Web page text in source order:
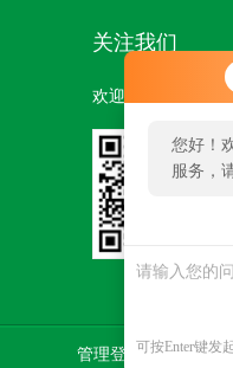
您好！
服务，
可按Enter键发
关注我们
欢迎您关注我们的
管理登陆技术支持：